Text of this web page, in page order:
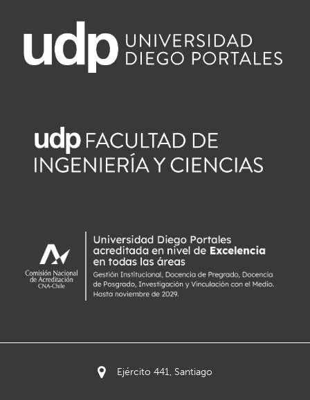
Ejército 441, Santiago